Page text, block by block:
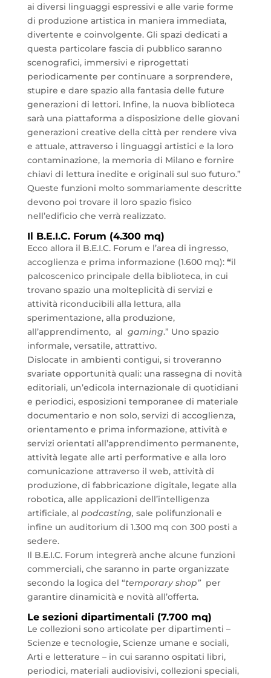
ai diversi linguaggi espressivi e alle varie forme
di produzione artistica in maniera immediata,
divertente e coinvolgente. Gli spazi dedicati a
questa particolare fascia di pubblico saranno
scenografici, immersivi e riprogettati
periodicamente per continuare a sorprendere,
stupire e dare spazio alla fantasia delle future
generazioni di lettori. Infine, la nuova biblioteca
sarà una piattaforma a disposizione delle giovani
generazioni creative della città per rendere viva
e attuale, attraverso i linguaggi artistici e la loro
contaminazione, la memoria di Milano e fornire
chiavi di lettura inedite e originali sul suo futuro.”
Queste funzioni molto sommariamente descritte
devono poi trovare il loro spazio fisico
nell’edificio che verrà realizzato.
Il B.E.I.C. Forum (4.300 mq)
Ecco allora il B.E.I.C. Forum e l’area di ingresso,
accoglienza e prima informazione (1.600 mq):“il
palcoscenico principale della biblioteca, in cui
trovano spazio una molteplicità di servizi e
attività riconducibili alla lettura, alla
sperimentazione, alla produzione,
all’apprendimento, al gaming.” Uno spazio
informale, versatile, attrattivo.
Dislocate in ambienti contigui, si troveranno
svariate opportunità quali: una rassegna di novità
editoriali, un’edicola internazionale di quotidiani
e periodici, esposizioni temporanee di materiale
documentario e non solo, servizi di accoglienza,
orientamento e prima informazione, attività e
servizi orientati all’apprendimento permanente,
attività legate alle arti performative e alla loro
comunicazione attraverso il web, attività di
produzione, di fabbricazione digitale, legate alla
robotica, alle applicazioni dell’intelligenza
artificiale, al podcasting, sale polifunzionali e
infine un auditorium di 1.300 mq con 300 posti a
sedere.
Il B.E.I.C. Forum integrerà anche alcune funzioni
commerciali, che saranno in parte organizzate
secondo la logica del “temporary shop” per
garantire dinamicità e novità all’offerta.
Le sezioni dipartimentali (7.700 mq)
Le collezioni sono articolate per dipartimenti –
Scienze e tecnologie, Scienze umane e sociali,
Arti e letterature – in cui saranno ospitati libri,
periodici, materiali audiovisivi, collezioni speciali,